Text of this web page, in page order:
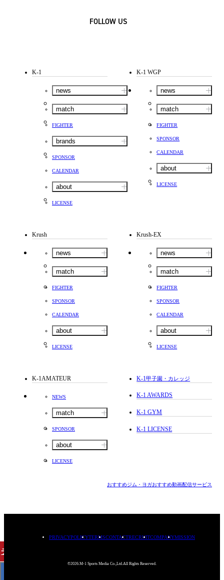
チケット
FOLLOW US
K-1
news
match
FIGHTER
brands
SPONSOR
CALENDAR
about
LICENSE
K-1 WGP
news
match
FIGHTER
SPONSOR
CALENDAR
about
LICENSE
Krush
news
match
FIGHTER
SPONSOR
CALENDAR
about
LICENSE
Krush-EX
news
match
FIGHTER
SPONSOR
CALENDAR
about
LICENSE
K-1AMATEUR
NEWS
match
SPONSOR
about
LICENSE
K-1甲子園・カレッジ
K-1 AWARDS
K-1 GYM
K-1 LICENSE
おすすめジム・ヨガおすすめ動画配信サービス
PRIVACYPOLICYTERMSCONTACTRECRUITCOMPANYMISSION
©2026.M-1 Sports Media Co.,Ltd.All Rights Reserved.